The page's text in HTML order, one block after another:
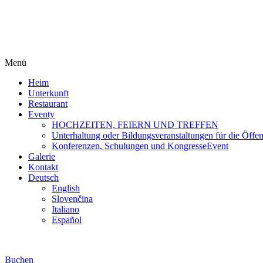
Menü
Heim
Unterkunft
Restaurant
Eventy
HOCHZEITEN, FEIERN UND TREFFEN
Unterhaltung oder Bildungsveranstaltungen für die
Konferenzen, Schulungen und KongresseEvent
Galerie
Kontakt
Deutsch
English
Slovenčina
Italiano
Español
Buchen